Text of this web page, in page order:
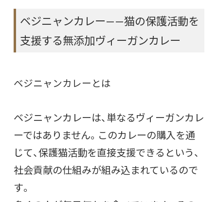
ベジニャンカレー——猫の保護活動を
支援する無添加ヴィーガンカレー
ベジニャンカレーとは
ベジニャンカレーは、単なるヴィーガンカレ
ーではありません。このカレーの購入を通
じて、保護猫活動を直接支援できるという、
社会貢献の仕組みが組み込まれているので
す。